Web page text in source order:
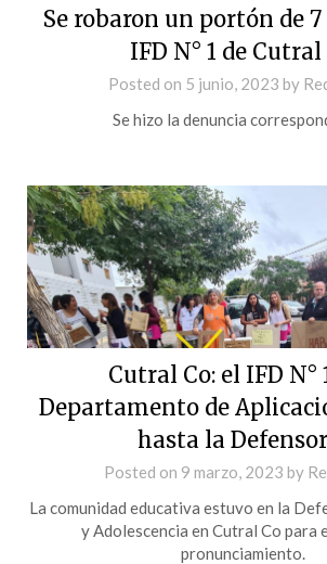
Se robaron un portón de
IFD N° 1 de Cutral
Posted on 5 junio, 2023 by
Se hizo la denuncia
Cutral Co: el IFD N°
Departamento de
hasta la
Posted on 9 marzo, 2023 by
La comunidad educativa estuvo en la
y Adolescencia en Cutral Co para
pronunciamiento.